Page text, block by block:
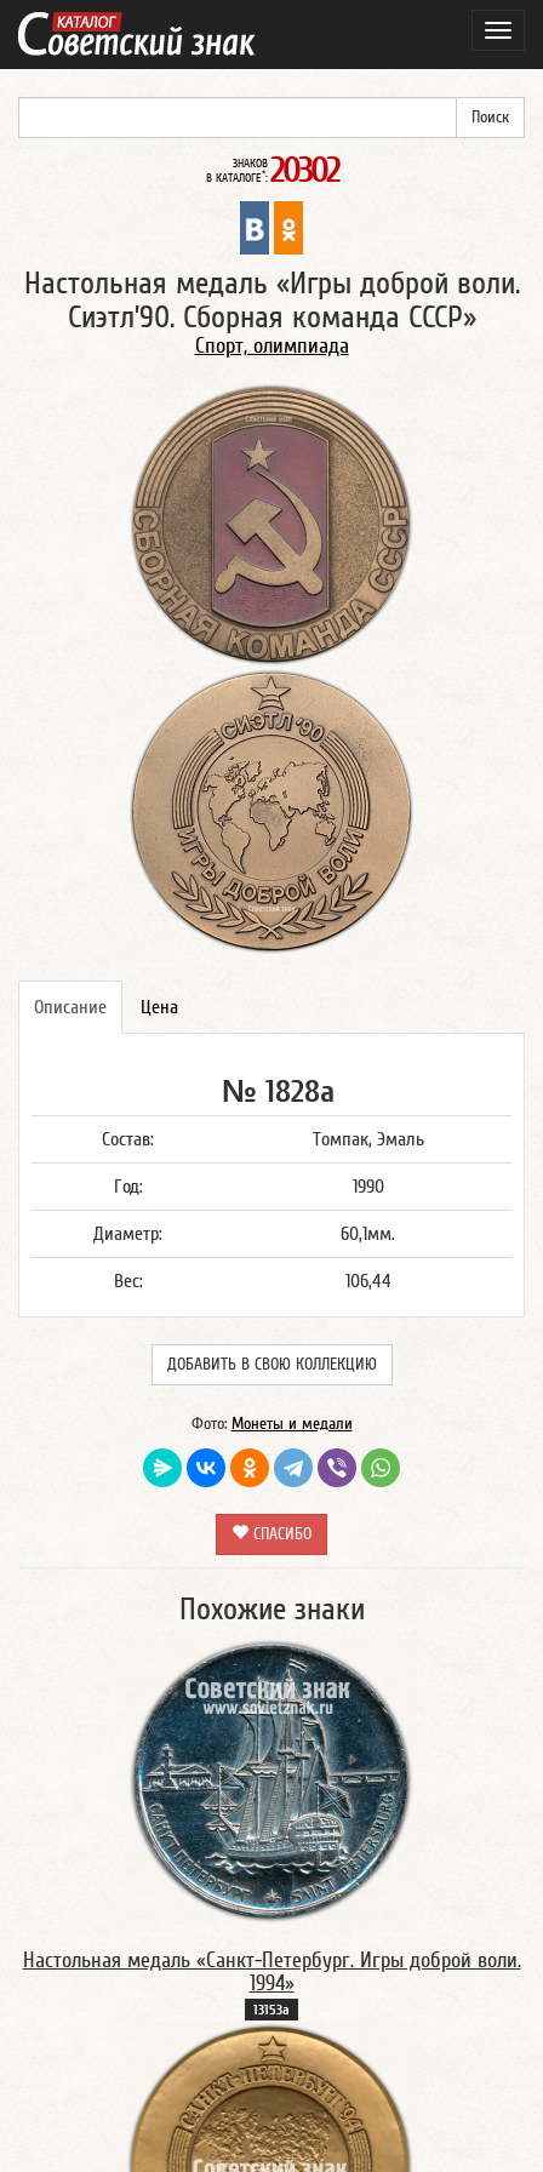
ЗНАКОВ
В КАТАЛОГЕ*: 20302
Настольная медаль «Игры доброй воли.
Сиэтл’90. Сборная команда СССР»
Спорт, олимпиада
Описание Цена
№ 1828а
Состав: Томпак, Эмаль
Год: 1990
Диаметр: 60,1мм.
Вес: 106,44
ДОБАВИТЬ В СВОЮ КОЛЛЕКЦИЮ
Фото: Монеты и медали
СПАСИБО
Похожие знаки
Настольная медаль «Санкт-Петербург. Игры доброй воли.
1994»
13153а